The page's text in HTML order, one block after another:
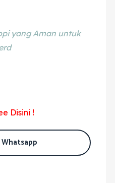
yang Aman untuk
Disini !